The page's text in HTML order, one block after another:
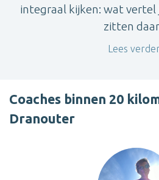
integraal kijken: wat
zitten daar
Lees
Coaches binnen 20
Dranouter